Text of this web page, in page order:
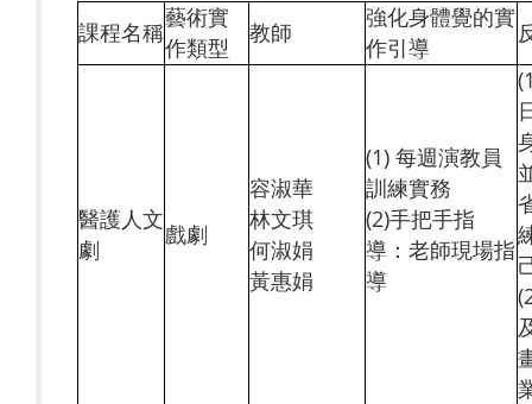
課程名稱
藝術實
作類型
教師
強化身體覺的實
作引導
醫護人文
劇
戲劇
容淑華
林文琪
何淑娟
黃惠娟
(1) 每週演教員
訓練實務
(2)手把手指
導：老師現場指
導